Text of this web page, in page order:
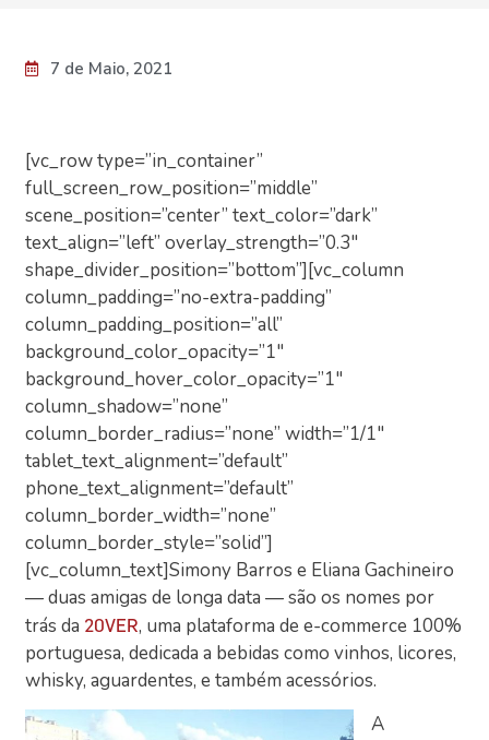
7 de Maio, 2021
[vc_row type=”in_container”
full_screen_row_position=”middle”
scene_position=”center” text_color=”dark”
text_align=”left” overlay_strength=”0.3″
shape_divider_position=”bottom”][vc_column
column_padding=”no-extra-padding”
column_padding_position=”all”
background_color_opacity=”1″
background_hover_color_opacity=”1″
column_shadow=”none”
column_border_radius=”none” width=”1/1″
tablet_text_alignment=”default”
phone_text_alignment=”default”
column_border_width=”none”
column_border_style=”solid”]
[vc_column_text]Simony Barros e Eliana Gachineiro
— duas amigas de longa data — são os nomes por
trás da 20VER, uma plataforma de e-commerce 100%
portuguesa, dedicada a bebidas como vinhos, licores,
whisky, aguardentes, e também acessórios.
A